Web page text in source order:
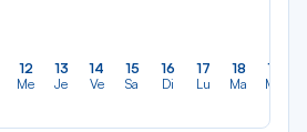
12
Me
13
Je
14
Ve
15
Sa
16
Di
17
Lu
18
Ma
19
Me